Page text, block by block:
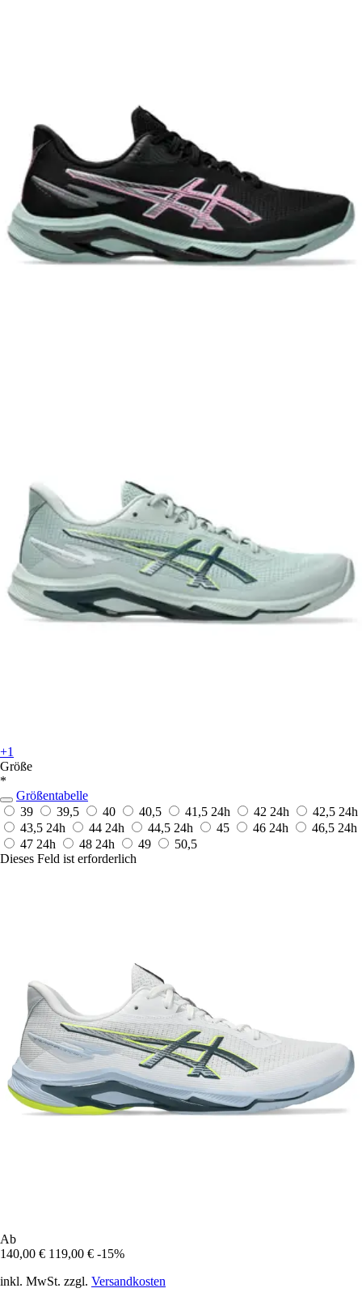
+1
Größe
*
Größentabelle
39
39,5 40 40,5 41,5 24h 42 24h 42,5 24h
43,5 24h 44 24h 44,5 24h 45 46 24h 46,5 24h
47 24h 48 24h 49
50,5
Dieses Feld ist erforderlich
Ab
140,00 € 119,00 € -15%
inkl. MwSt. zzgl. Versandkosten